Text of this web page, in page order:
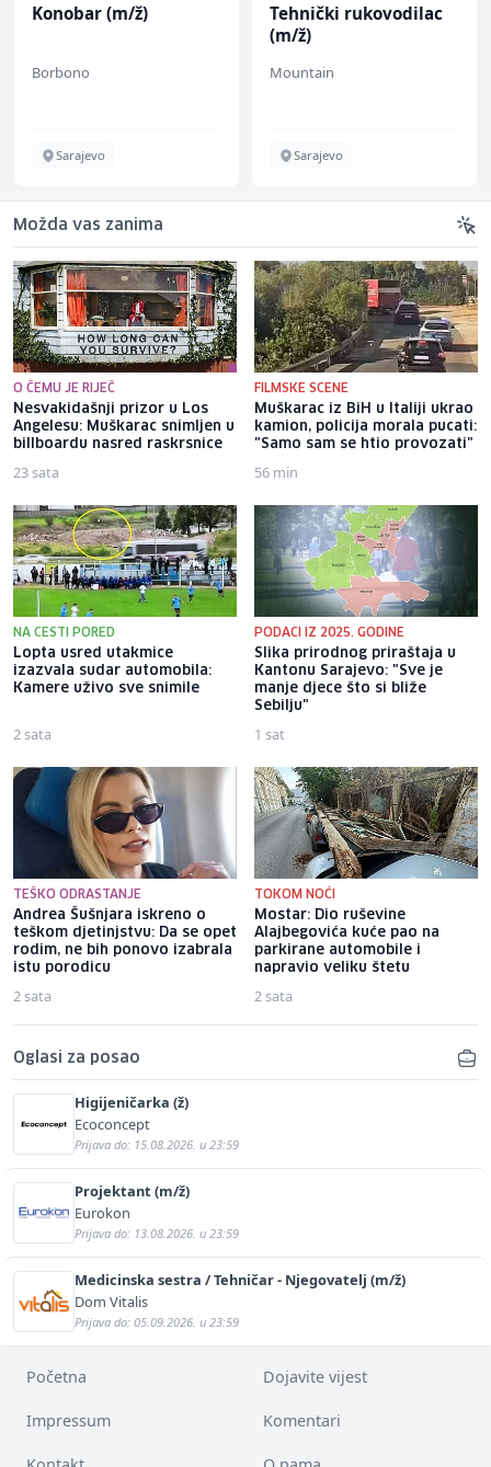
Konobar (m/ž)
Borbono
Sarajevo
Tehnički rukovodilac
(m/ž)
Mountain
Sarajevo
Možda vas zanima
O ČEMU JE RIJEČ
Nesvakidašnji prizor u Los
Angelesu: Muškarac snimljen u
billboardu nasred raskrsnice
23 sata
FILMSKE SCENE
Muškarac iz BiH u Italiji ukrao
kamion, policija morala pucati:
"Samo sam se htio provozati"
56 min
NA CESTI PORED
Lopta usred utakmice
izazvala sudar automobila:
Kamere uživo sve snimile
2 sata
PODACI IZ 2025. GODINE
Slika prirodnog priraštaja u
Kantonu Sarajevo: "Sve je
manje djece što si bliže
Sebilju"
1 sat
TEŠKO ODRASTANJE
Andrea Šušnjara iskreno o
teškom djetinjstvu: Da se opet
rodim, ne bih ponovo izabrala
istu porodicu
2 sata
TOKOM NOĆI
Mostar: Dio ruševine
Alajbegovića kuće pao na
parkirane automobile i
napravio veliku štetu
2 sata
Oglasi za posao
Higijeničarka (ž)
Ecoconcept
Prijava do: 15.08.2026. u 23:59
Projektant (m/ž)
Eurokon
Prijava do: 13.08.2026. u 23:59
Medicinska sestra / Tehničar - Njegovatelj (m/ž)
Dom Vitalis
Prijava do: 05.09.2026. u 23:59
Početna Dojavite vijest
Impressum Komentari